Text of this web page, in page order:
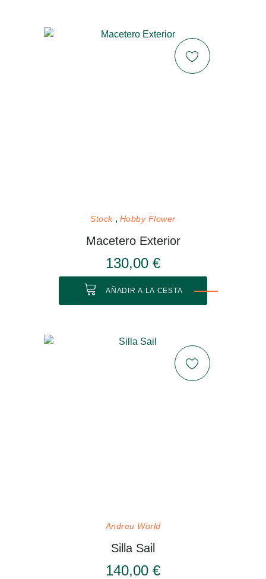
Stock Hobby Flower
Macetero Exterior
130,00 €
AÑADIR A LA CESTA
Andreu World
Silla Sail
140,00 €